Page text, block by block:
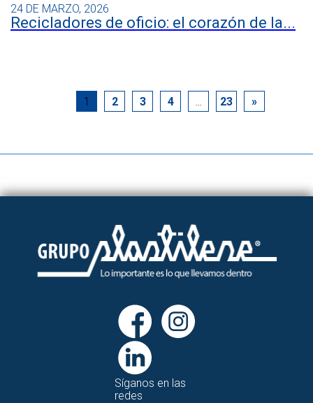
24 DE MARZO, 2026
Recicladores de oficio: el corazón de la...
1 2 3 4 … 23 »
Síganos en las
redes